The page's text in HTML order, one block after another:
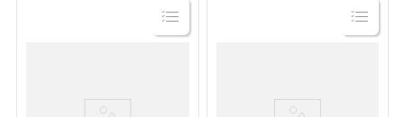
Ver
Producto
Ver
Producto